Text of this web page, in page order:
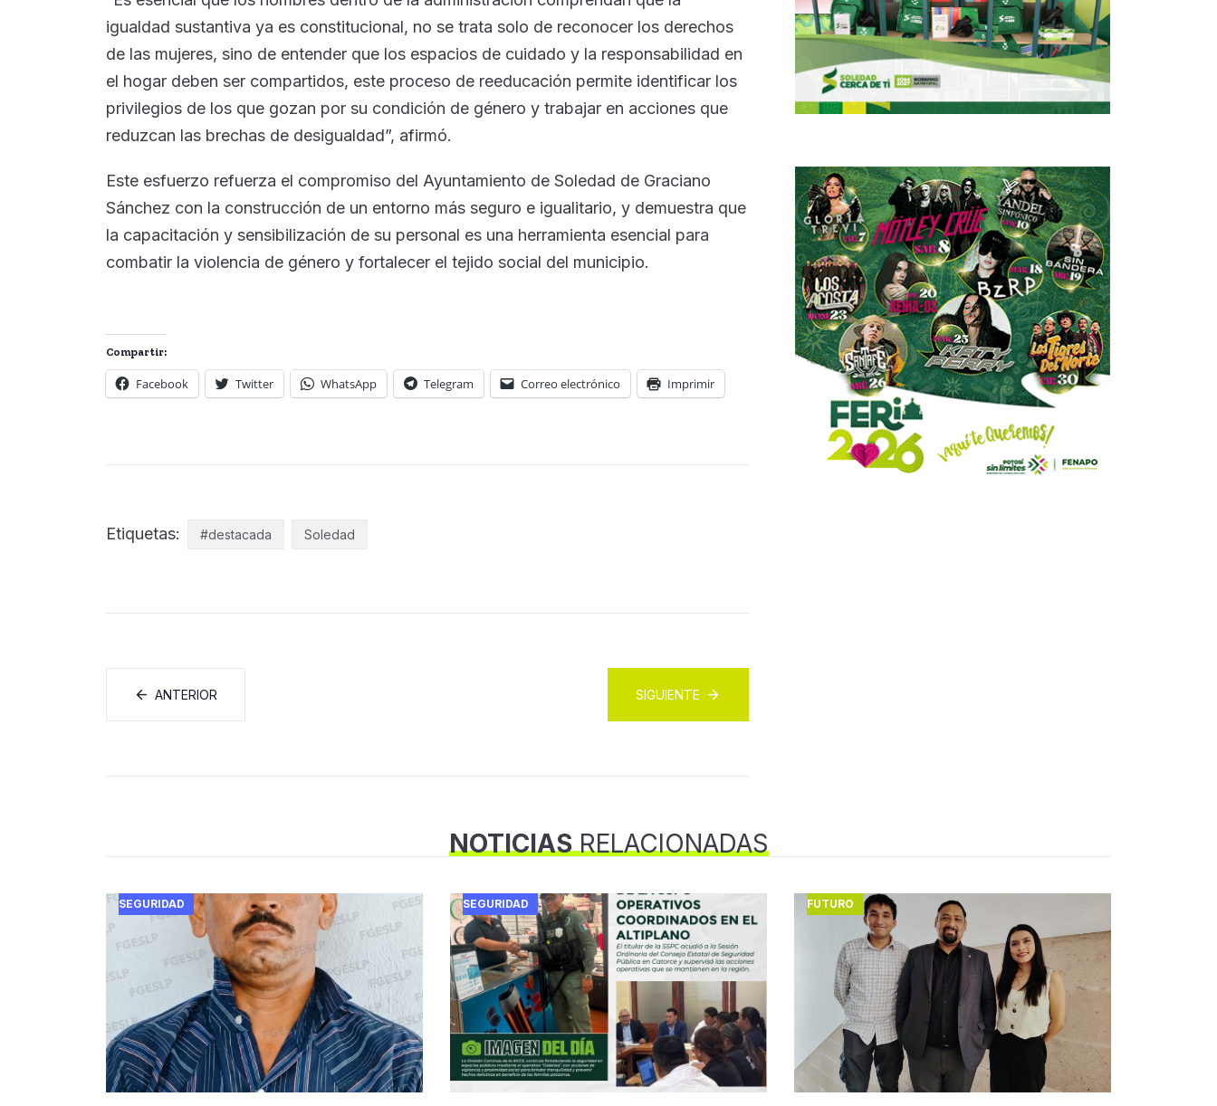
igualdad sustantiva ya es constitucional, no se trata solo de reconocer los derechos
de las mujeres, sino de entender que los espacios de cuidado y la responsabilidad en
el hogar deben ser compartidos, este proceso de reeducación permite identificar los
privilegios de los que gozan por su condición de género y trabajar en acciones que
reduzcan las brechas de desigualdad”, afirmó.
Este esfuerzo refuerza el compromiso del Ayuntamiento de Soledad de Graciano
Sánchez con la construcción de un entorno más seguro e igualitario, y demuestra que
la capacitación y sensibilización de su personal es una herramienta esencial para
combatir la violencia de género y fortalecer el tejido social del municipio.
Compartir:
Facebook Twitter WhatsApp Telegram Correo electrónico Imprimir
Etiquetas: #destacada Soledad
ANTERIOR SIGUIENTE
NOTICIASRELACIONADAS
SEGURIDAD SEGURIDAD FUTURO